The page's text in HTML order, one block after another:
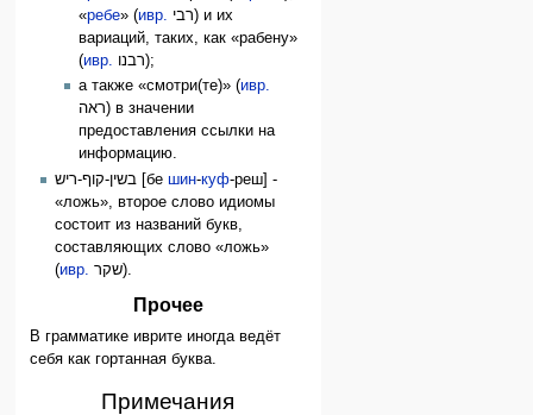
«ребе» (ивр. רבי‎) и их
вариаций, таких, как «рабену»
(ивр. רבנו‎);
а также «смотри(те)» (ивр.
ראה‎) в значении
предоставления ссылки на
информацию.
בשין-קוף-ריש [бе шин-куф-реш] -
«ложь», второе слово идиомы
состоит из названий букв,
составляющих слово «ложь»
(ивр. שקר‎).
Прочее
В грамматике иврите иногда ведёт
себя как гортанная буква.
Примечания